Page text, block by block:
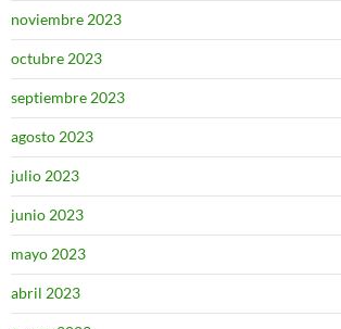
noviembre 2023
octubre 2023
septiembre 2023
agosto 2023
julio 2023
junio 2023
mayo 2023
abril 2023